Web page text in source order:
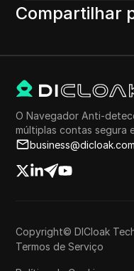
Compartilhar
O Navegador Anti-
múltiplas contas segura
business@dicloak.com
Copyright© DICloak
Termos de Serviço